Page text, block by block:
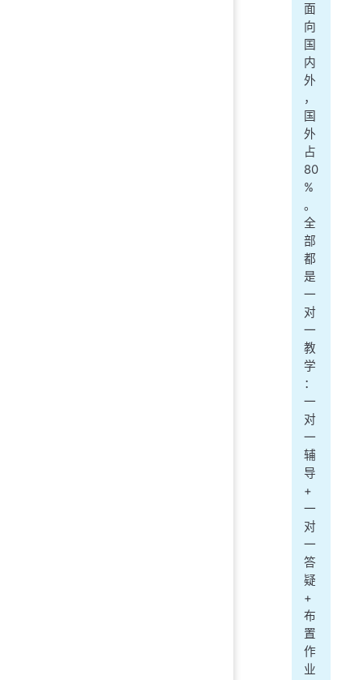
面
向
国
内
外
，
国
外
占
80
%
。
全
部
都
是
一
对
一
教
学
：
一
对
一
辅
导
+
一
对
一
答
疑
+
布
置
作
业